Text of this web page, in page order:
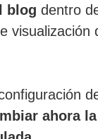
blog dentro
visualización
ahora